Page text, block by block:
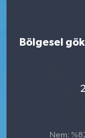
Bölgesel
Nem: